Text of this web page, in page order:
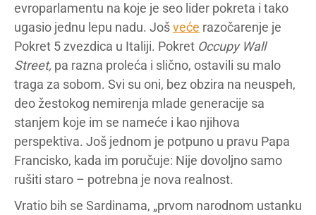
evroparlamentu na koje je seo lider pokreta i tako
ugasio jednu lepu nadu. Jošveće razočarenje je
Pokret 5 zvezdica u Italiji. Pokret Occupy Wall
Street, pa razna proleća i slično, ostavili su malo
traga za sobom. Svi su oni, bez obzira na neuspeh,
deo žestokog nemirenja mlade generacije sa
stanjem koje im se nameće i kao njihova
perspektiva. Još jednom je potpuno u pravu Papa
Francisko, kada im poručuje: Nije dovoljno samo
rušiti staro – potrebna je nova realnost.
Vratio bih se Sardinama, „prvom narodnom ustanku